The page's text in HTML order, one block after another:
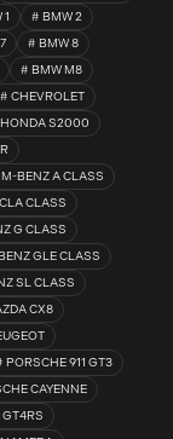
1
BMW 2
BMW 8
BMW M8
CHEVROLET
HONDA S2000
M-BENZ A CLASS
CLASS
G CLASS
GLE CLASS
SL CLASS
CX8
PORSCHE 911 GT3
CAYENNE